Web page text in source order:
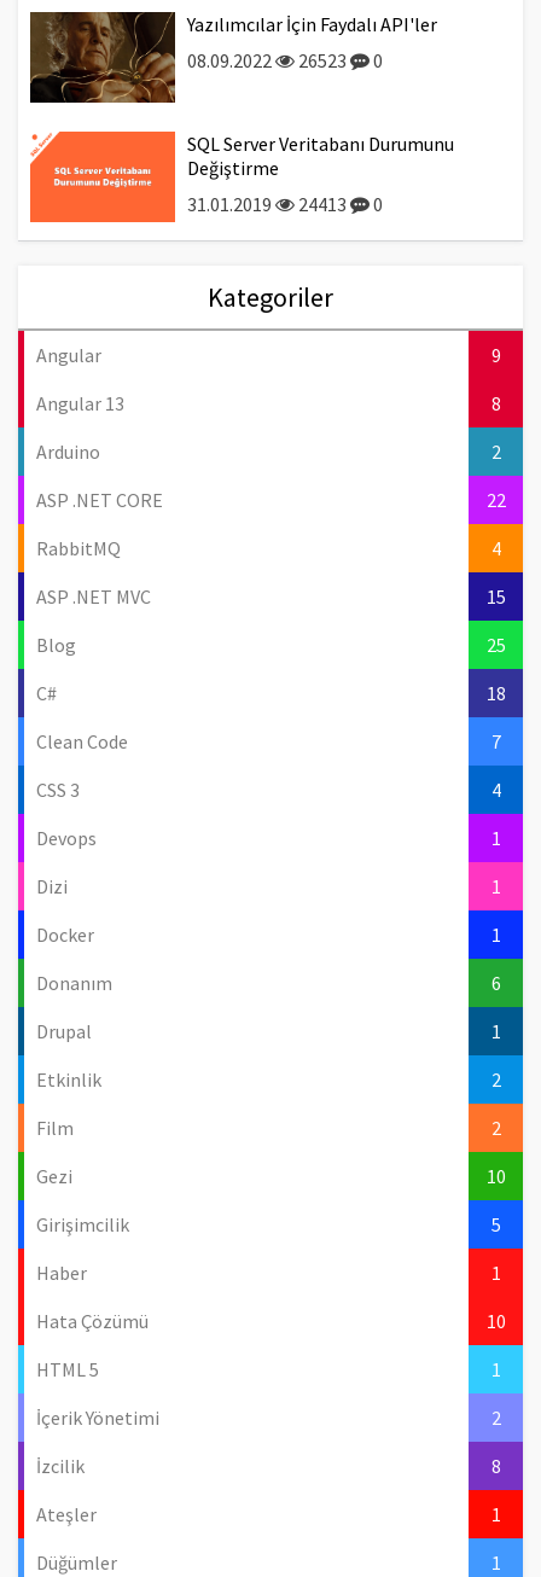
Yazılımcılar İçin Faydalı API'ler
08.09.2022
26523 0
SQL Server Veritabanı Durumunu
Değiştirme
31.01.2019
24413 0
Kategoriler
Angular
9
Angular 13
8
Arduino
2
ASP .NET CORE
22
RabbitMQ
4
ASP .NET MVC
15
Blog
25
C#
18
Clean Code
7
CSS 3
4
Devops
1
Dizi
1
Docker
1
Donanım
6
Drupal
1
Etkinlik
2
Film
2
Gezi
10
Girişimcilik
5
Haber
1
Hata Çözümü
10
HTML 5
1
İçerik Yönetimi
2
İzcilik
8
Ateşler
1
Düğümler
1